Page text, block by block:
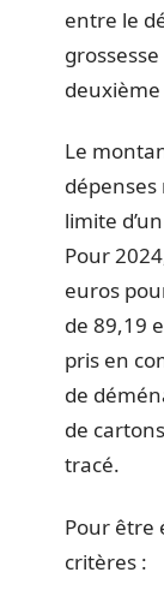
entre le
Le
limite
Pour
euros
de 89,19
pris en
de
de
tracé.
Pour être
critères :